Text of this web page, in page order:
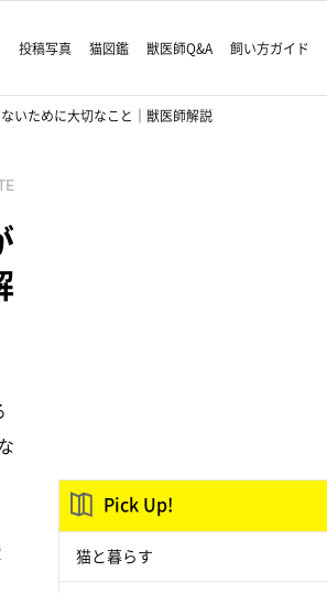
投稿写真 猫図鑑 獣医師Q&A 飼い方ガイド
いために大切なこと｜獣医師解説
Pick Up!
猫と暮らす